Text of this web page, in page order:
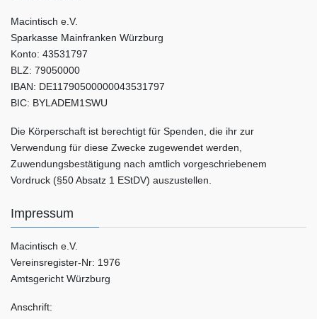
Macintisch e.V.
Sparkasse Mainfranken Würzburg
Konto: 43531797
BLZ: 79050000
IBAN: DE11790500000043531797
BIC: BYLADEM1SWU
Die Körperschaft ist berechtigt für Spenden, die ihr zur
Verwendung für diese Zwecke zugewendet werden,
Zuwendungsbestätigung nach amtlich vorgeschriebenem
Vordruck (§50 Absatz 1 EStDV) auszustellen.
Impressum
Macintisch e.V.
Vereinsregister-Nr: 1976
Amtsgericht Würzburg
Anschrift: